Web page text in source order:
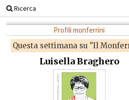
Ricerca
Profili monferrini
Questa settimana su "Il
Luisella Braghero